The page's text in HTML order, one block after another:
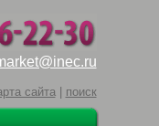
сайта| поиск